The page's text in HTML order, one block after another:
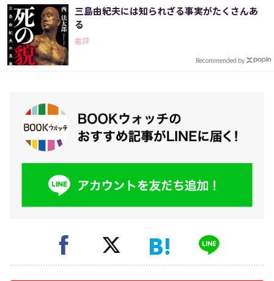
三島由紀夫には知られざる事実がたくさんあ
る
書評
Recommended by